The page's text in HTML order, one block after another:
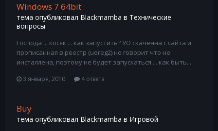
Windows 7 64bit
тема опубликовал Blackmamba в Технические
вопросы
Господа ... косяк ... как запустить? УО скаченна с сайта и
прописанная в реестр (uoreg2) но говорит что не
инсталлена, поэтому не будет запускаться ... как быть...
3 января, 2010 4 ответа
Buy
тема опубликовал Blackmamba в Игровой